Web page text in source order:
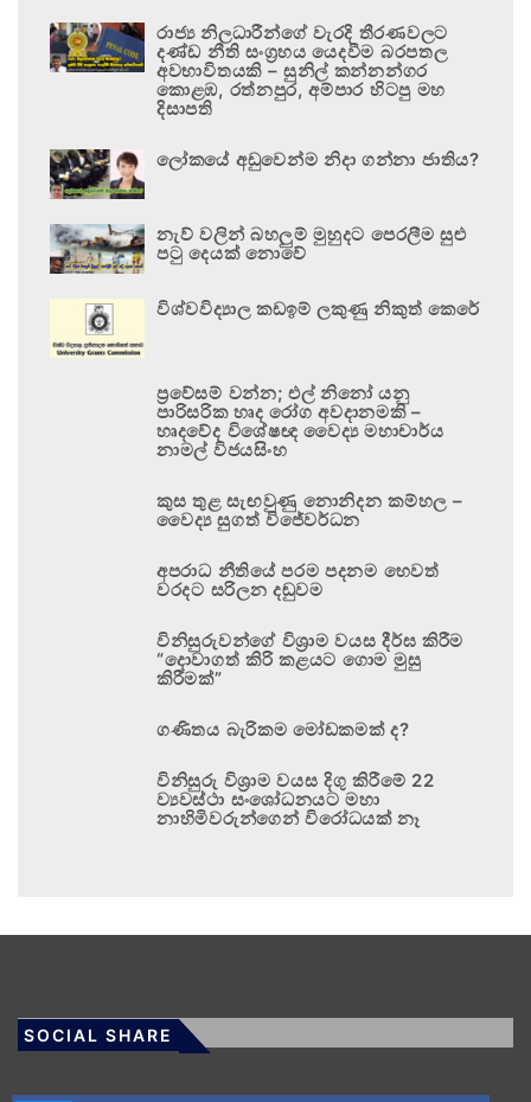
රාජ්‍ය නිලධාරීන්ගේ වැරදි තීරණවලට
දණ්ඩ නීති සංග්‍රහය යෙදවීම බරපතල
අවභාවිතයකි – සුනිල් කන්නන්ගර
කොළඹ, රත්නපුර, අම්පාර හිටපු මහ
දිසාපති
ලෝකයේ අඩුවෙන්ම නිදා ගන්නා ජාතිය?
නැව් වලින් බහලුම් මුහුදට පෙරලීම සුළු
පටු දෙයක් නොවේ
විශ්වවිද්‍යාල කඩඉම් ලකුණු නිකුත් කෙරේ
ප්‍රවේසම් වන්න; එල් නිනෝ යනු
පාරිසරික හෘද රෝග අවදානමකි –
හෘදවේද විශේෂඥ වෛද්‍ය මහාචාර්ය
නාමල් විජයසිංහ
කුස තුළ සැඟවුණු නොනිදන කම්හල –
වෛද්‍ය සුගත් විජේවර්ධන
අපරාධ නීතියේ පරම පදනම හෙවත්
වරදට සරිලන දඬුවම
විනිසුරුවන්ගේ විශ්‍රාම වයස දීර්ඝ කිරීම
“දොවාගත් කිරි කළයට ගොම මුසු
කිරීමක්”
ගණිතය බැරිකම මෝඩකමක් ද?
විනිසුරු විශ්‍රාම වයස දිගු කිරීමේ 22
ව්‍යවස්ථා සංශෝධනයට මහා
නාහිමිවරුන්ගෙන් විරෝධයක් නෑ
SOCIAL SHARE